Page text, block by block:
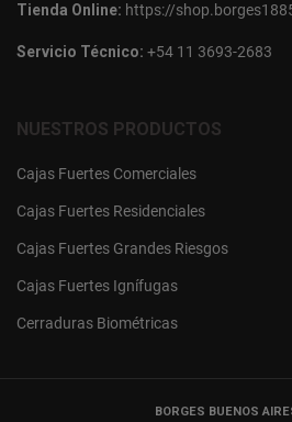
Tienda Online: https://
Servicio Técnico: +54 11 3693-2683
NUESTROS PRODUCTOS
Cajas Fuertes Comerciales
Cajas Fuertes Residenciales
Cajas Fuertes Grandes Riesgos
Cajas Fuertes Ignífugas
Cerraduras Biométricas
BORGES BUENOS